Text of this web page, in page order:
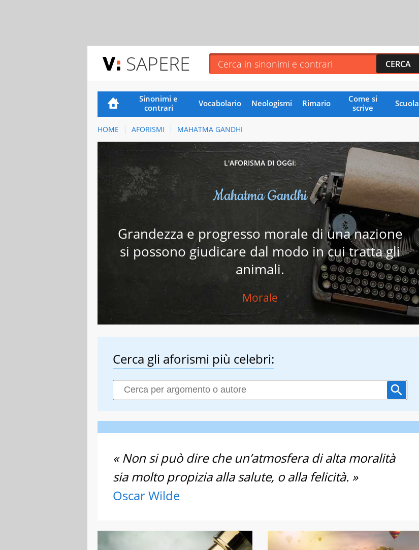
SAPERE
Sinonimi e
contrari
Vocabolario Neologismi Rimario
Come si
scrive
Scuola
HOME AFORISMI MAHATMA GANDHI
L'AFORISMA DI OGGI:
Mahatma Gandhi
Grandezza e progresso morale di una nazione
si possono giudicare dal modo in cui tratta gli
animali.
Morale
Cerca gli aforismi più celebri:
« Non si può dire che un’atmosfera di alta moralità
sia molto propizia alla salute, o alla felicità. »
Oscar Wilde